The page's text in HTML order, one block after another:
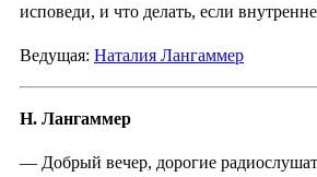
исповеди, и что делать, если
Ведущая: Наталия Лангаммер
Н. Лангаммер
— Добрый вечер, дорогие